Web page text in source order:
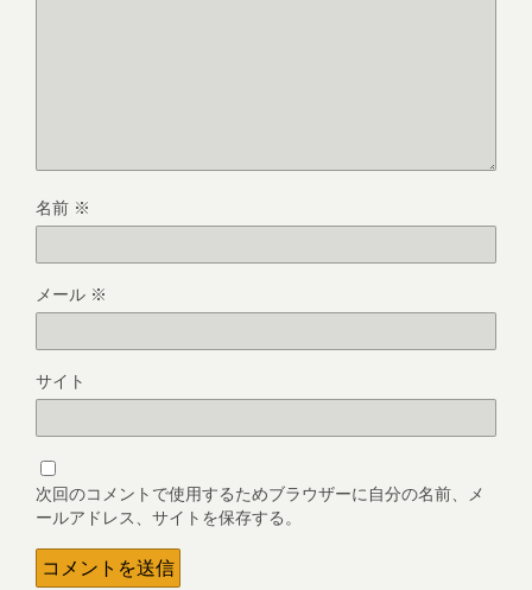
名前 ※
メール ※
サイト
次回のコメントで使用するためブラウザーに自分の名前、メ
ールアドレス、サイトを保存する。